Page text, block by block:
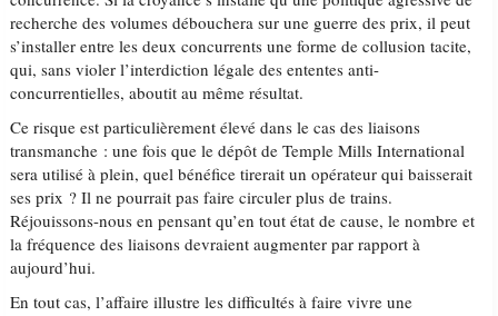
recherche des volumes débouchera sur une guerre des prix, il peut
s’installer entre les deux concurrents une forme de collusion tacite,
qui, sans violer l’interdiction légale des ententes anti-
concurrentielles, aboutit au même résultat.
Ce risque est particulièrement élevé dans le cas des liaisons
transmanche : une fois que le dépôt de Temple Mills International
sera utilisé à plein, quel bénéfice tirerait un opérateur qui baisserait
ses prix ? Il ne pourrait pas faire circuler plus de trains.
Réjouissons-nous en pensant qu’en tout état de cause, le nombre et
la fréquence des liaisons devraient augmenter par rapport à
aujourd’hui.
En tout cas, l’affaire illustre les difficultés à faire vivre une